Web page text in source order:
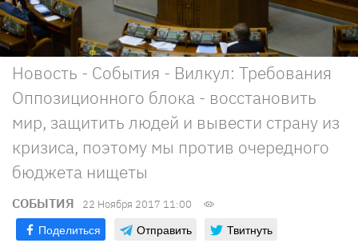
Новость - События - Вилкул: Требования
Оппозиционного блока - восстановить
мир, защитить людей и вывести страну из
кризиса, поэтому мы против очередного
бюджета нищеты
СОБЫТИЯ 22 Ноября 2017 11:00
Поделиться Отправить Твитнуть